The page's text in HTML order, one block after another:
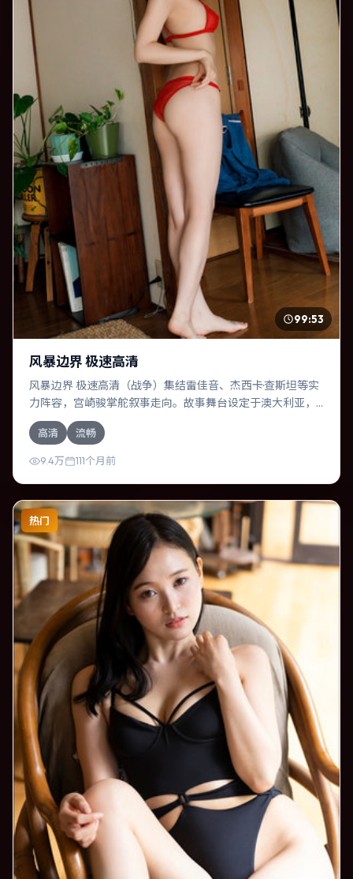
99:53
风暴边界 极速高清
风暴边界 极速高清（战争）集结雷佳音、杰西卡·查斯坦等实
力阵容，宫崎骏掌舵叙事走向。故事舞台设定于澳大利亚，
围绕一次意外选择展开连锁反应；配乐与色彩高度服务于主
题，结尾留白耐人寻味。
高清 流畅
9.4万 111个月前
热门